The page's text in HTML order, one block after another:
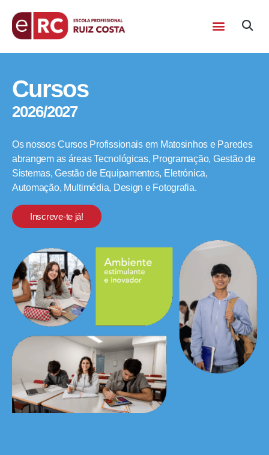
Cursos
2026/2027
Os nossos Cursos Profissionais em Matosinhos e Paredes
abrangem as áreas Tecnológicas, Programação, Gestão de
Sistemas, Gestão de Equipamentos, Eletrónica,
Automação, Multimédia, Design e Fotografia.
Inscreve-te já!